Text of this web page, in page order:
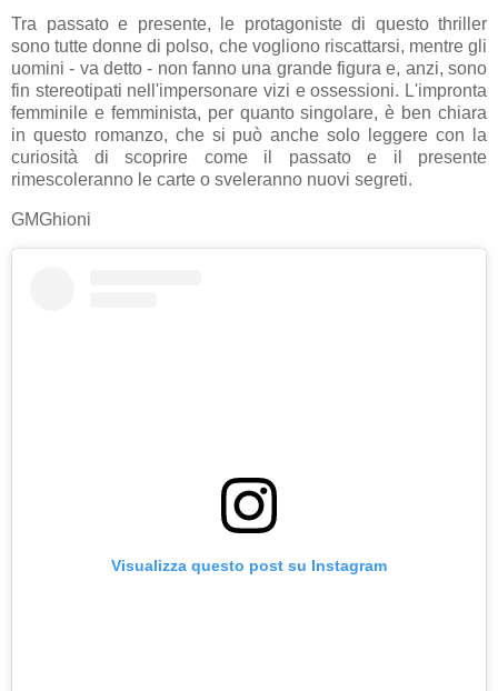
Tra passato e presente, le protagoniste di questo thriller
sono tutte donne di polso, che vogliono riscattarsi, mentre gli
uomini - va detto - non fanno una grande figura e, anzi, sono
fin stereotipati nell'impersonare vizi e ossessioni. L'impronta
femminile e femminista, per quanto singolare, è ben chiara
in questo romanzo, che si può anche solo leggere con la
curiosità di scoprire come il passato e il presente
rimescoleranno le carte o sveleranno nuovi segreti.
GMGhioni
Visualizza questo post su Instagram